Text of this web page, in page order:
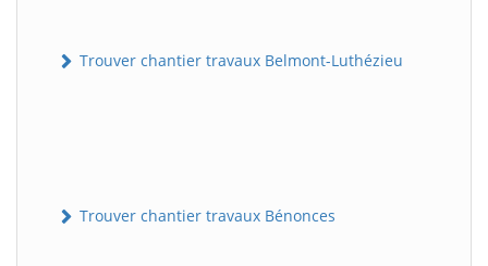
Trouver chantier travaux Belmont-Luthézieu
Trouver chantier travaux Bénonces